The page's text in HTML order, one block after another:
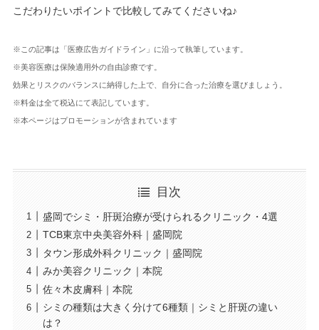
こだわりたいポイントで比較してみてくださいね♪
※この記事は「医療広告ガイドライン」に沿って執筆しています。
※美容医療は保険適用外の自由診療です。
効果とリスクのバランスに納得した上で、自分に合った治療を選びましょう。
※料金は全て税込にて表記しています。
※本ページはプロモーションが含まれています
目次
盛岡でシミ・肝斑治療が受けられるクリニック・4選
TCB東京中央美容外科｜盛岡院
タウン形成外科クリニック｜盛岡院
みか美容クリニック｜本院
佐々木皮膚科｜本院
シミの種類は大きく分けて6種類｜シミと肝斑の違い
は？